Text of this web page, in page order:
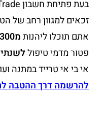
זכאים למגוון רחב של
אתם תוכלו ליהנותמ300 ש"ח במתנה
פטור מדמי טיפול
אי בי אי טרייד במתנה
להרשמה דרך ההטבה